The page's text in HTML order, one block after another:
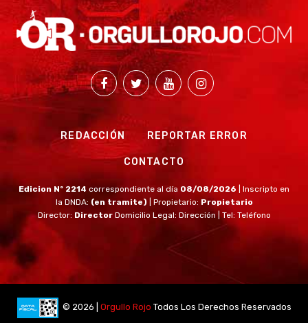
REDACCIÓN REPORTAR ERROR
CONTACTO
Edicion Nº 2214 correspondiente al día 08/08/2026
| Inscripto en
la DNDA: (en tramite) | Propietario: Propietario
Director: Director Domicilio Legal: Dirección | Tel: Teléfono
© 2026 | Orgullo Rojo Todos Los Derechos Reservados